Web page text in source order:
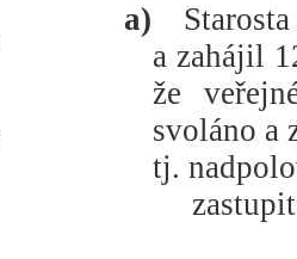
a)
a zahájil
že
svoláno a
tj.